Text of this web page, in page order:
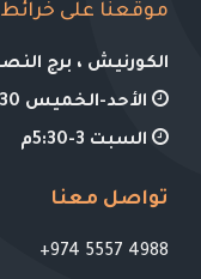
موقعنا على
الكورنيش ، برج
الأحد-الخميس 7:30ص-1م, 3-5:30م
السبت 3-5:30م
تواصل معنا
4988 5557 974+